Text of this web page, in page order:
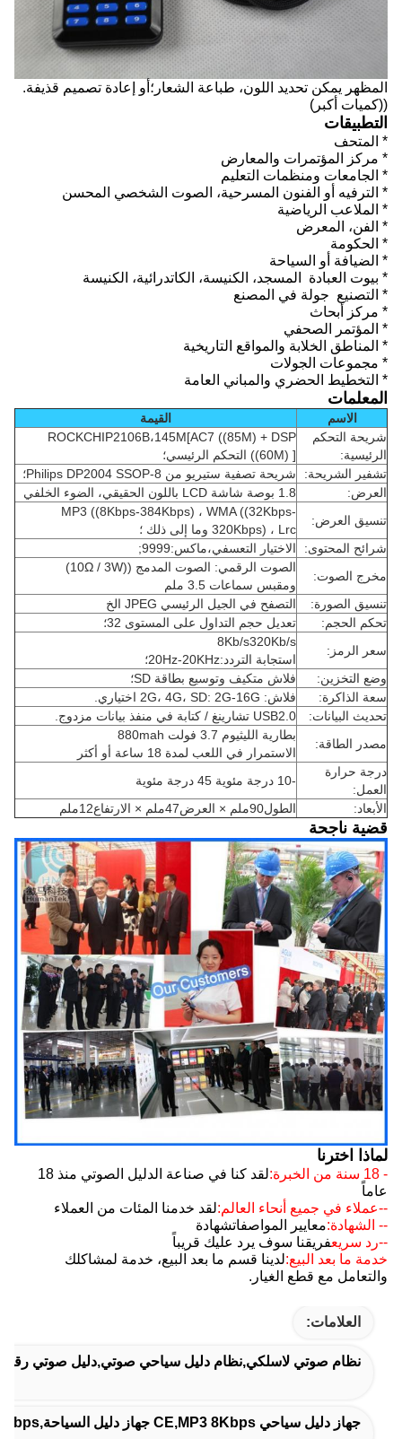
المظهر يمكن تحديد اللون، طباعة الشعار؛أو إعادة تصميم قذيفة.
((كميات أكبر)
التطبيقات
* المتحف
* مركز المؤتمرات والمعارض
* الجامعات ومنظمات التعليم
* الترفيه أو الفنون المسرحية، الصوت الشخصي المحسن
* الملاعب الرياضية
* الفن، المعرض
* الحكومة
* الضيافة أو السياحة
* بيوت العبادة ️ المسجد، الكنيسة، الكاتدرائية، الكنيسة
* التصنيع ‬ جولة في المصنع
* مركز أبحاث
* المؤتمر الصحفي
* المناطق الخلابة والمواقع التاريخية
* مجموعات الجولات
* التخطيط الحضري والمباني العامة
المعلمات
الاسم
القيمة
شريحة التحكم
الرئيسية:
ROCKCHIP2106B،145M[AC7 ((85M) + DSP
((60M) ] التحكم الرئيسي؛
تشفير الشريحة:
شريحة تصفية ستيريو من Philips DP2004 SSOP-8؛
العرض:
1.8 بوصة شاشة LCD باللون الحقيقي، الضوء الخلفي
تنسيق العرض:
MP3 ((8Kbps-384Kbps) ، WMA ((32Kbps-
320Kbps) ، Lrc وما إلى ذلك ؛
شرائح المحتوى:
الاختيار التعسفي،ماكس:9999;
مخرج الصوت:
الصوت الرقمي: الصوت المدمج ((10Ω / 3W)
ومقبس سماعات 3.5 ملم
تنسيق الصورة:
التصفح في الجيل الرئيسي JPEG الخ
تحكم الحجم:
تعديل حجم التداول على المستوى 32؛
سعر الرمز:
8Kb/s320Kb/s
استجابة التردد:20Hz-20KHz؛
وضع التخزين:
فلاش متكيف وتوسيع بطاقة SD؛
سعة الذاكرة:
فلاش: 2G، 4G، SD: 2G-16G اختياري.
تحديث البيانات:
USB2.0 تشارينغ / كتابة في منفذ بيانات مزدوج.
مصدر الطاقة:
بطارية الليثيوم 3.7 فولت 880mah
الاستمرار في اللعب لمدة 18 ساعة أو أكثر
درجة حرارة
العمل:
-10 درجة مئوية 45 درجة مئوية
الأبعاد:
الطول90ملم × العرض47ملم × الارتفاع12ملم
قضية ناجحة
لماذا اخترنا
- 18 سنة من الخبرة:
لقد كنا في صناعة الدليل الصوتي منذ 18
عاماً
--عملاء في جميع أنحاء العالم:لقد خدمنا المئات من العملاء
-- الشهادة:معايير المواصفاتشهادة
--رد سريعفريقنا سوف يرد عليك قريباً
خدمة ما بعد البيع:لدينا قسم ما بعد البيع، خدمة لمشاكلك
والتعامل مع قطع الغيار.
العلامات:
نظام صوتي لاسلكي,نظام دليل سياحي صوتي,دليل صوتي
جهاز دليل سياحي CE,MP3 8Kbps جهاز دليل السياحة,384Kbps نظام دليل سياحي رقمي